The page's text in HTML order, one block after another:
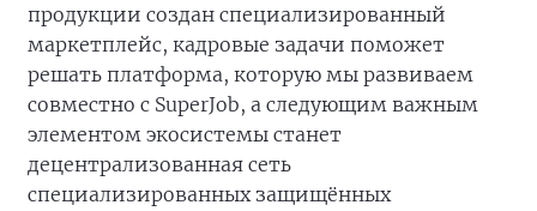
продукции создан специализированный
маркетплейс, кадровые задачи поможет
решать платформа, которую мы развиваем
совместно с SuperJob, а следующим важным
элементом экосистемы станет
децентрализованная сеть
специализированных защищённых